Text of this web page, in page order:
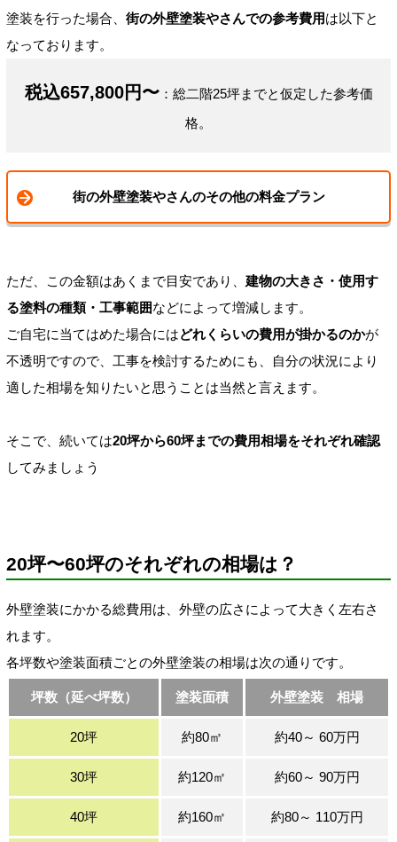
塗装を行った場合、 街の外壁塗装やさんでの参考費用は以下と
なっております。
税込657,800円〜：総二階25坪までと仮定した参考価
格。
街の外壁塗装やさんのその他の料金プラン
ただ、この金額はあくまで目安であり、 建物の大きさ・使用す
る塗料の種類・工事範囲などによって増減します。
ご自宅に当てはめた場合にはどれくらいの費用が掛かるのかが
不透明ですので、工事を検討するためにも、自分の状況により
適した相場を知りたいと思うことは当然と言えます。
そこで、続いては20坪から60坪までの費用相場をそれぞれ確認
してみましょう
20坪〜60坪のそれぞれの相場は？
外壁塗装にかかる総費用は、外壁の広さによって大きく左右さ
れます。
各坪数や塗装面積ごとの外壁塗装の相場は次の通りです。
坪数（延べ坪数） 塗装面積 外壁塗装 相場
20坪 約80㎡ 約40～ 60万円
30坪 約120㎡ 約60～ 90万円
40坪 約160㎡ 約80～ 110万円